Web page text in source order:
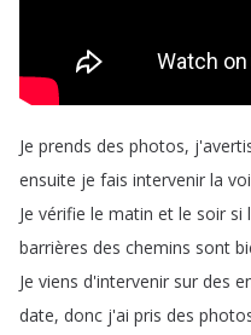
Je prends des photos,
ensuite je fais intervenir la
Je vérifie le matin et le soir si
barrières des chemins sont
Je viens d'intervenir sur des
date, donc j'ai pris des